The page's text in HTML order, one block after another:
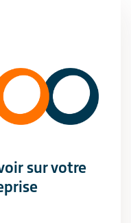
sur votre